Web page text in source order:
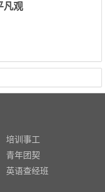
凡观
培训事工
青年团契
英语查经班